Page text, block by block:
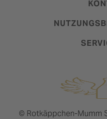
© Rotkäppchen-Mumm